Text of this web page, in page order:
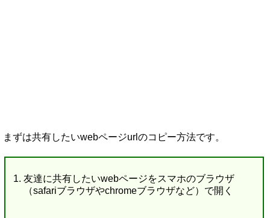
まずは共有したいwebページurlのコピー方法です。
友達に共有したいwebページをスマホのブラウザ
（safariブラウザやchromeブラウザなど）で開く